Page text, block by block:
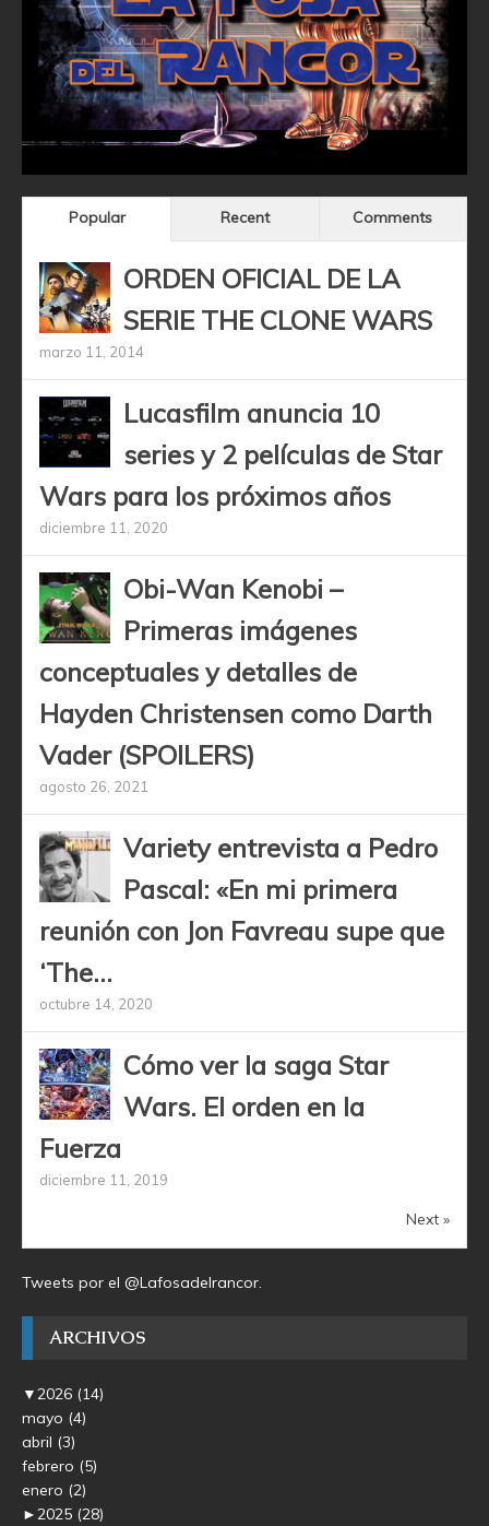
Popular Recent Comments
ORDEN OFICIAL DE LA
SERIE THE CLONE WARS
marzo 11, 2014
Lucasfilm anuncia 10
series y 2 películas de Star
Wars para los próximos años
diciembre 11, 2020
Obi-Wan Kenobi –
Primeras imágenes
conceptuales y detalles de
Hayden Christensen como Darth
Vader (SPOILERS)
agosto 26, 2021
Variety entrevista a Pedro
Pascal: «En mi primera
reunión con Jon Favreau supe que
‘The...
octubre 14, 2020
Cómo ver la saga Star
Wars. El orden en la
Fuerza
diciembre 11, 2019
Next »
Tweets por el @Lafosadelrancor.
ARCHIVOS
▼2026 (14)
mayo (4)
abril (3)
febrero (5)
enero (2)
►2025 (28)